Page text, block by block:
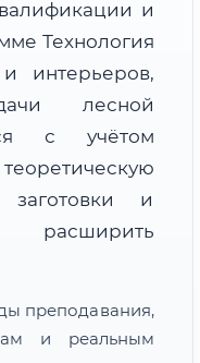
и
Технология
интерьеров,
лесной
с учётом
заготовки и
преподавания,
и реальным